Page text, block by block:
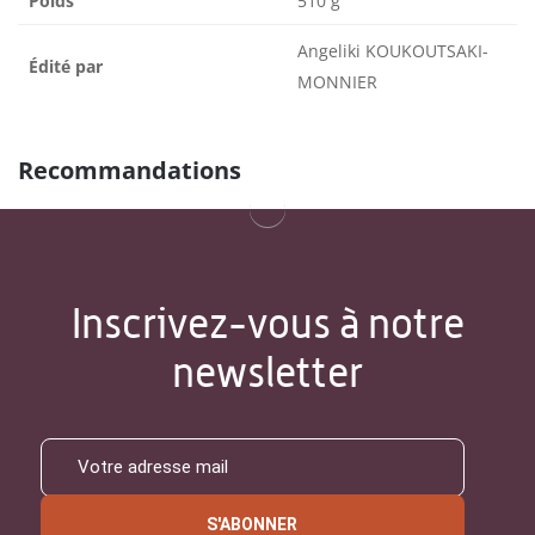
Édité par
Angeliki KOUKOUTSAKI-
MONNIER
Recommandations
Inscrivez-vous à notre
newsletter
S'ABONNER